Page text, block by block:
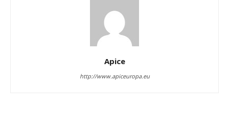
Apice
http://www.apiceuropa.eu